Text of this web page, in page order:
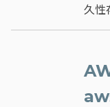
久性